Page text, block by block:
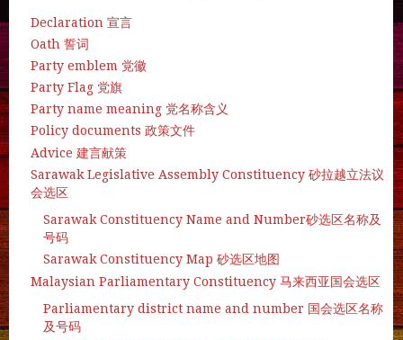
Declaration 宣言
Oath 誓词
Party emblem 党徽
Party Flag 党旗
Party name meaning 党名称含义
Policy documents 政策文件
Advice 建言献策
Sarawak Legislative Assembly Constituency 砂拉越立法议
会选区
Sarawak Constituency Name and Number砂选区名称及
号码
Sarawak Constituency Map 砂选区地图
Malaysian Parliamentary Constituency 马来西亚国会选区
Parliamentary district name and number 国会选区名称
及号码